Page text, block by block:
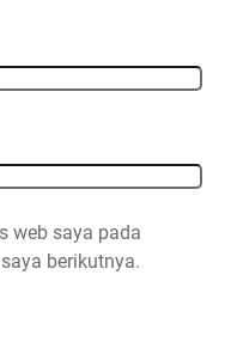
web saya pada
berikutnya.